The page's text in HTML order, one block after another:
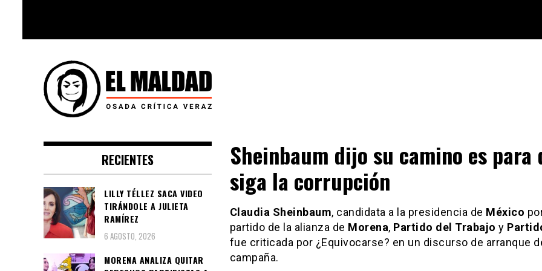
content
El Maldad
Música, Cine, TV, Series, Viral y
Sheinbaum dijo su camino es para
siga la corrupción
Claudia Sheinbaum, candidata a la presidencia de México
partido de la alianza de Morena, Partido del Trabajo y
fue criticada por ¿Equivocarse? en un discurso de arranque
campaña.
RECIENTES
LILLY TÉLLEZ SACA VIDEO
TIRÁNDOLE A JULIETA
RAMÍREZ
6 AGOSTO, 2026
MORENA ANALIZA QUITAR